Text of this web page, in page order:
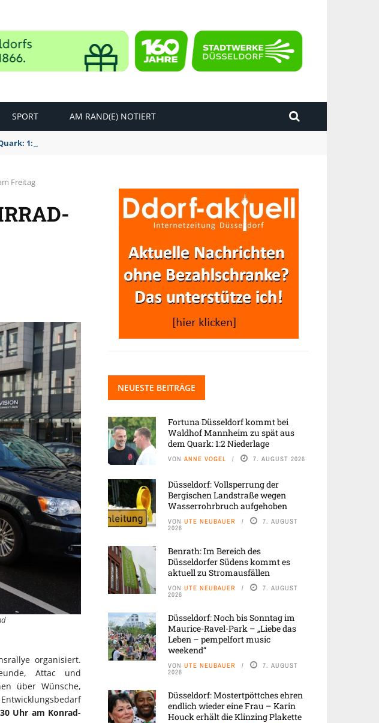
SPORT AM RAND(E) NOTIERT
1:2 Niederlage
Freitag
organisiert.
Attac und
über Wünsche,
Uhr am Konrad-
NEUESTE BEITRÄGE
Fortuna Düsseldorf kommt bei
Waldhof Mannheim zu spät aus
dem Quark: 1:2 Niederlage
VON ANNE VOGEL 7. AUGUST 2026
Düsseldorf: Vollsperrung der
Bergischen Landstraße wegen
Wasserrohrbruch aufgehoben
VON UTE NEUBAUER 7. AUGUST
2026
Benrath: Im Bereich des
Düsseldorfer Südens kommt es
aktuell zu Stromausfällen
VON UTE NEUBAUER 7. AUGUST
2026
Düsseldorf: Noch bis Sonntag im
Maurice-Ravel-Park – „Liebe das
Leben – pempelfort music
weekend“
VON UTE NEUBAUER 7. AUGUST
2026
Düsseldorf: Mostertpöttches ehren
endlich wieder eine Frau – Karin
Houck erhält die Klinzing Plakette